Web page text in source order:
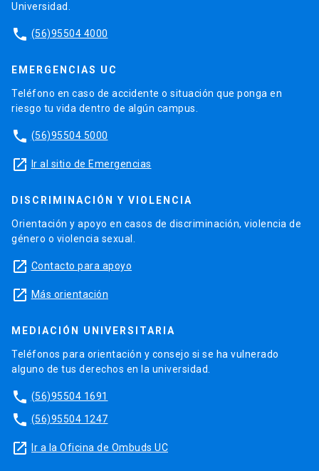
Universidad.
phone (56)95504 4000
EMERGENCIAS UC
Teléfono en caso de accidente o situación que ponga en
riesgo tu vida dentro de algún campus.
phone (56)95504 5000
launch Ir al sitio de Emergencias
DISCRIMINACIÓN Y VIOLENCIA
Orientación y apoyo en casos de discriminación, violencia de
género o violencia sexual.
launch Contacto para apoyo
launch Más orientación
MEDIACIÓN UNIVERSITARIA
Teléfonos para orientación y consejo si se ha vulnerado
alguno de tus derechos en la universidad.
phone (56)95504 1691
phone (56)95504 1247
launch Ir a la Oficina de Ombuds UC